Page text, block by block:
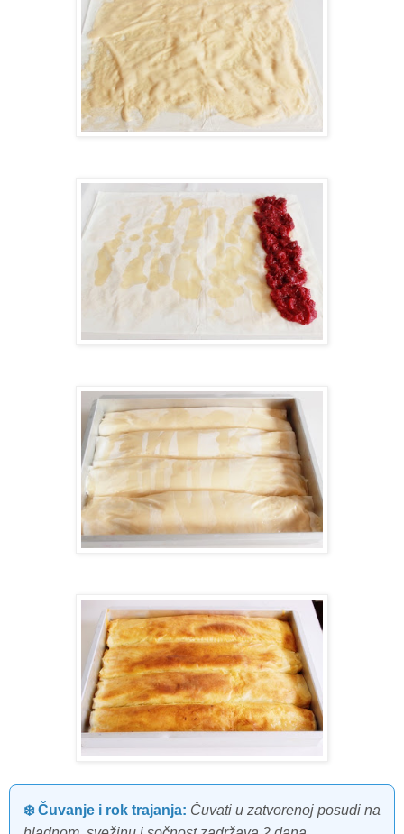
❄️ Čuvanje i rok trajanja: Čuvati u zatvorenoj posudi na